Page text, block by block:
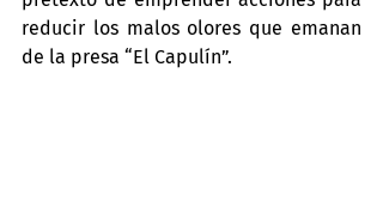
reducir los malos olores que emanan
de la presa “El Capulín”.